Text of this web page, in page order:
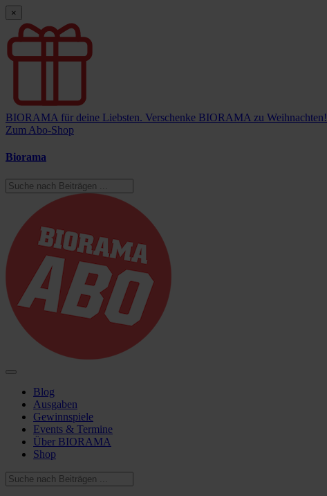
×
BIORAMA für deine Liebsten. Verschenke BIORAMA zu Weihnachten!
Zum Abo-Shop
Biorama
Blog
Ausgaben
Gewinnspiele
Events & Termine
Über BIORAMA
Shop